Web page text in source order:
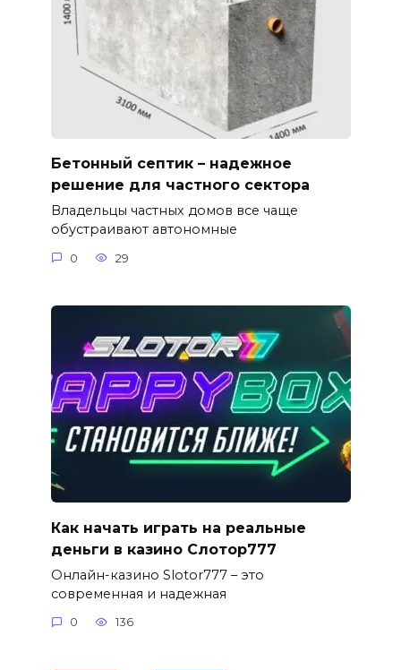
Бетонный септик – надежное
решение для частного сектора
Владельцы частных домов все чаще
обустраивают автономные
0 29
Как начать играть на реальные
деньги в казино Слотор777
Онлайн-казино Slotor777 – это
современная и надежная
0 136